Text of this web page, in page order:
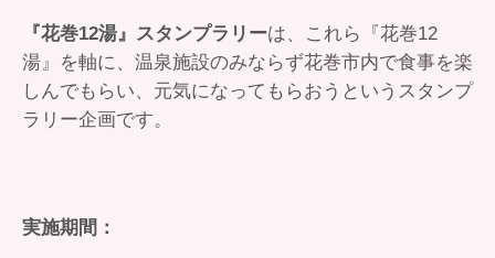
『花巻12湯』スタンプラリーは、これら『花巻12
湯』を軸に、温泉施設のみならず花巻市内で食事を楽
しんでもらい、元気になってもらおうというスタンプ
ラリー企画です。
実施期間：